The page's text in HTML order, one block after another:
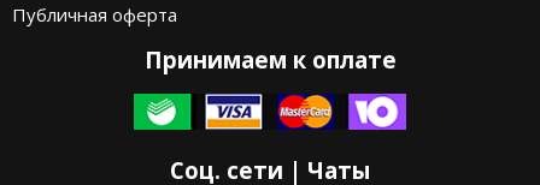
Публичная оферта
Принимаем к оплате
Соц. сети | Чаты